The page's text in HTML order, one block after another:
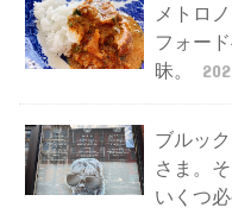
メトロ
フォー
昧。
ブルッ
さま。
いくつ